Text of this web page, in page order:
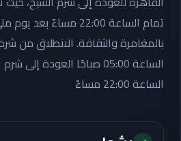
تمام الساعة 22:00 مساءً بعد
بالمغامرة والثقافة. الانطلاق من
الساعة 05:00 صباحًا العودة إلى
الساعة 22:00 مساءً